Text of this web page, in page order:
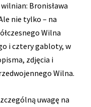
Bronisława
nie tylko – na
Wilna
i cztery gabloty, w
zdjęcia i
Wilna.
uwagę na